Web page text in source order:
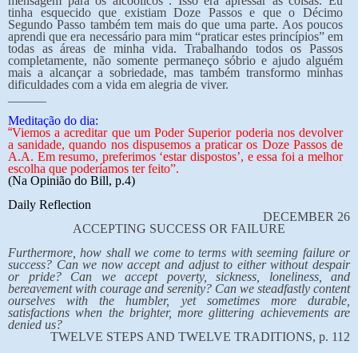
tinha esquecido que existiam Doze Passos e que o Décimo
Segundo Passo também tem mais do que uma parte. Aos poucos
aprendi que era necessário para mim “praticar estes princípios” em
todas as áreas de minha vida. Trabalhando todos os Passos
completamente, não somente permaneço sóbrio e ajudo alguém
mais a alcançar a sobriedade, mas também transformo minhas
dificuldades com a vida em alegria de viver.
Meditação do dia:
“Viemos a acreditar que um Poder Superior poderia nos devolver
a sanidade, quando nos dispusemos a praticar os Doze Passos de
A.A. Em resumo, preferimos ‘estar dispostos’, e essa foi a melhor
escolha que poderíamos ter feito”.
(Na Opinião do Bill, p.4)
Daily Reflection
DECEMBER 26
ACCEPTING SUCCESS OR FAILURE
Furthermore, how shall we come to terms with seeming failure or
success? Can we now accept and adjust to either without despair
or pride? Can we accept poverty, sickness, loneliness, and
bereavement with courage and serenity? Can we steadfastly content
ourselves with the humbler, yet sometimes more durable,
satisfactions when the brighter, more glittering achievements are
denied us?
TWELVE STEPS AND TWELVE TRADITIONS, p. 112